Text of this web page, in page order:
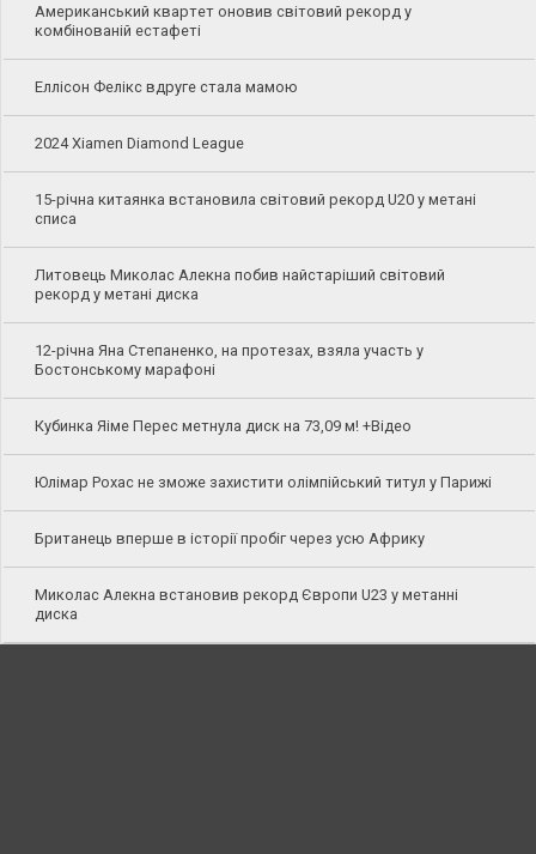
Американський квартет оновив світовий рекорд у
комбінованій естафеті
Еллісон Фелікс вдруге стала мамою
2024 Xiamen Diamond League
15-річна китаянка встановила світовий рекорд U20 у метані
списа
Литовець Миколас Алекна побив найстаріший світовий
рекорд у метані диска
12-річна Яна Степаненко, на протезах, взяла участь у
Бостонському марафоні
Кубинка Яіме Перес метнула диск на 73,09 м! +Відео
Юлімар Рохас не зможе захистити олімпійський титул у Парижі
Британець вперше в історії пробіг через усю Африку
Миколас Алекна встановив рекорд Європи U23 у метанні
диска